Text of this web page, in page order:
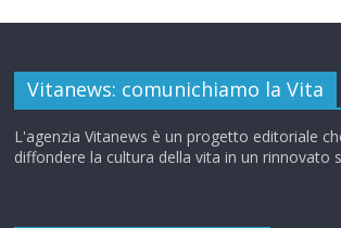
Vitanews: comunichiamo la Vita
L'agenzia Vitanews è un progetto editoriale
diffondere la cultura della vita in un rinnovato